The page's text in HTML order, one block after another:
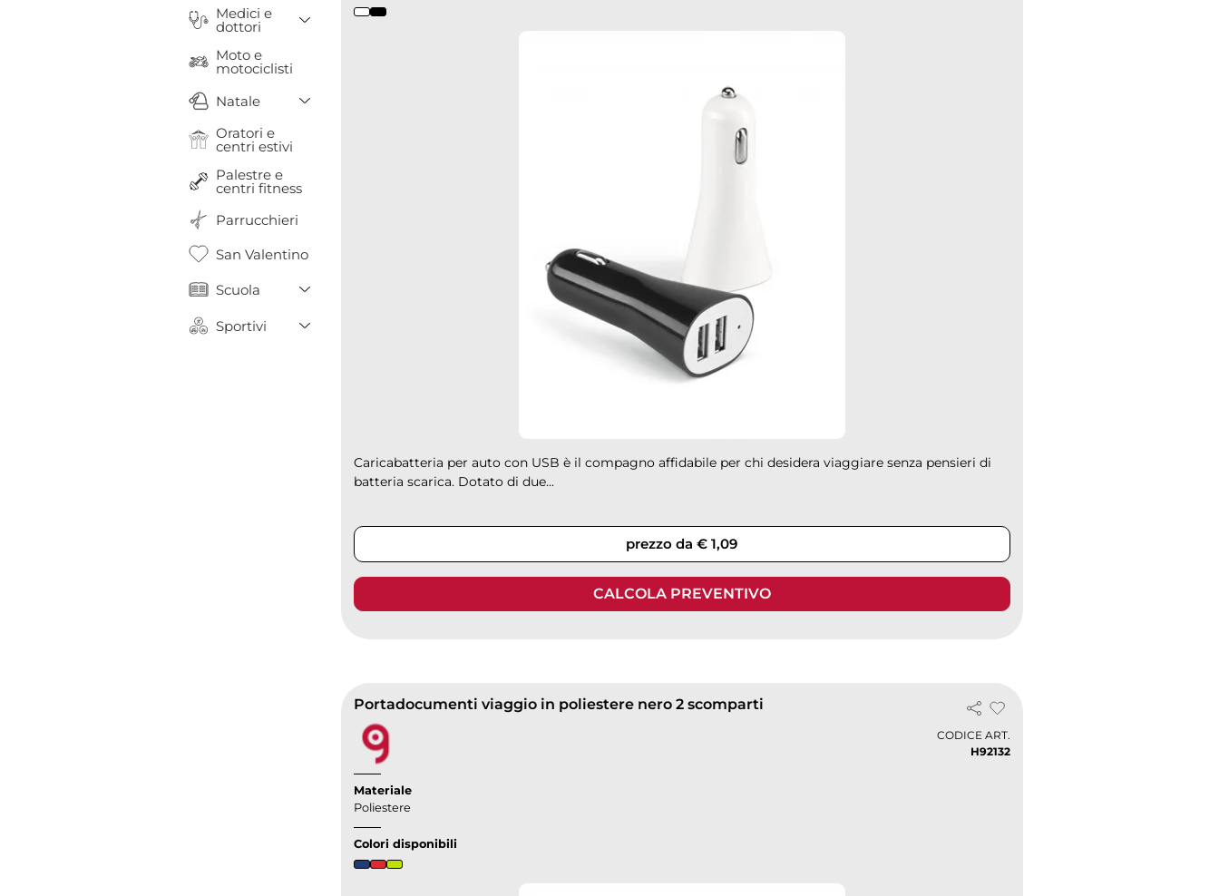
Medici e
dottori
Toggle Dropdown
Moto e
motociclisti
Natale
Toggle Dropdown
Oratori e
centri estivi
Palestre e
centri fitness
Parrucchieri
San Valentino
Scuola Toggle Dropdown
Sportivi Toggle Dropdown
Caricabatteria per auto con USB è il compagno affidabile per chi desidera viaggiare senza pensieri di
batteria scarica. Dotato di due...
prezzo da € 1,09
CALCOLA PREVENTIVO
Portadocumenti viaggio in poliestere nero 2 scomparti
CODICE ART.
H92132
Materiale
Poliestere
Colori disponibili